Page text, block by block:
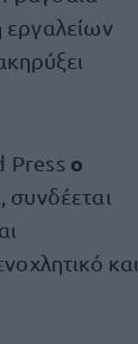
εργαλείων
Press ο
συνδέεται
και